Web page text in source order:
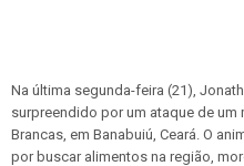
Na última segunda-feira (21),
surpreendido por um ataque de
Brancas, em Banabuiú, Ceará. O
por buscar alimentos na região,